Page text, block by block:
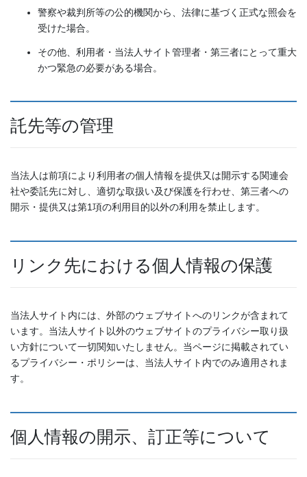
警察や裁判所等の公的機関から、法律に基づく正式な照会を
受けた場合。
その他、利用者・当法人サイト管理者・第三者にとって重大
かつ緊急の必要がある場合。
託先等の管理
当法人は前項により利用者の個人情報を提供又は開示する関連会
社や委託先に対し、適切な取扱い及び保護を行わせ、第三者への
開示・提供又は第1項の利用目的以外の利用を禁止します。
リンク先における個人情報の保護
当法人サイト内には、外部のウェブサイトへのリンクが含まれて
います。当法人サイト以外のウェブサイトのプライバシー取り扱
い方針について一切関知いたしません。当ページに掲載されてい
るプライバシー・ポリシーは、当法人サイト内でのみ適用されま
す。
個人情報の開示、訂正等について